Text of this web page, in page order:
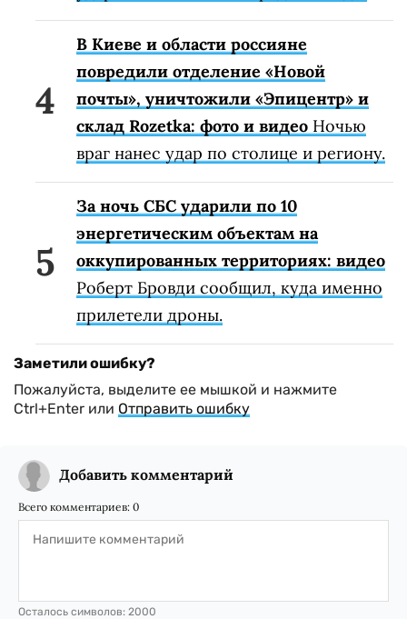
В Киеве и области россияне
повредили отделение «Новой
почты», уничтожили «Эпицентр» и
склад Rozetka: фото и видео Ночью
враг нанес удар по столице и региону.
За ночь СБС ударили по 10
энергетическим объектам на
оккупированных территориях: видео
Роберт Бровди сообщил, куда именно
прилетели дроны.
Заметили ошибку?
Пожалуйста, выделите ее мышкой и нажмите
Ctrl+Enter или Отправить ошибку
Добавить комментарий
Всего комментариев: 0
Осталось символов: 2000